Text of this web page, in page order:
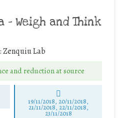
– Weigh and Think
Zenquiu Lab
and reduction at source
19/11/2018, 20/11/2018,
21/11/2018, 22/11/2018,
23/11/2018